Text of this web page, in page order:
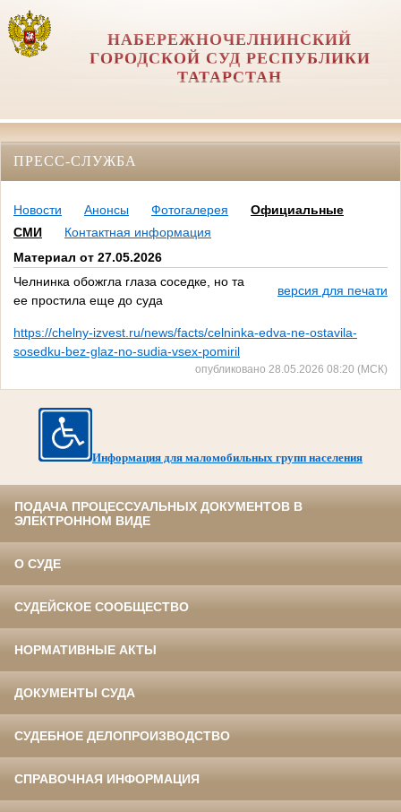
НАБЕРЕЖНОЧЕЛНИНСКИЙ
ГОРОДСКОЙ СУД РЕСПУБЛИКИ
ТАТАРСТАН
ПРЕСС-СЛУЖБА
Новости Анонсы Фотогалерея
Официальные
СМИ
Контактная информация
Материал от 27.05.2026
Челнинка обожгла глаза соседке, но та
ее простила еще до суда
версия для печати
https://chelny-izvest.ru/news/facts/celninka-edva-ne-ostavila-
sosedku-bez-glaz-no-sudia-vsex-pomiril
опубликовано 28.05.2026 08:20 (МСК)
Информация для маломобильных групп населения
ПОДАЧА ПРОЦЕССУАЛЬНЫХ ДОКУМЕНТОВ В
ЭЛЕКТРОННОМ ВИДЕ
О СУДЕ
СУДЕЙСКОЕ СООБЩЕСТВО
НОРМАТИВНЫЕ АКТЫ
ДОКУМЕНТЫ СУДА
СУДЕБНОЕ ДЕЛОПРОИЗВОДСТВО
СПРАВОЧНАЯ ИНФОРМАЦИЯ